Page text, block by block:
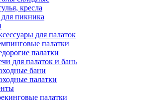
кресла
пикника
для палаток
палатки
палатки
для палаток и бань
бани
палатки
палатки